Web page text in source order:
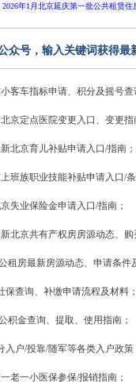
年1月北京延庆第一批公共租赁住
众号，输入关键词获得最
客车指标申请、积分及摇号查
京定点医院变更入口、变更指
新北京育儿补贴申请入口/指南；
班族职业技能补贴申请入口/条
京失业保险金申请入口/指南；
新北京共有产权房房源动态、购
租房最新房源动态、申请条件
保查询、补缴申请流程及材料；
积金查询、提取、使用指南；
入户/投靠/随军等各类入户政策
一老一小医保参保/报销指南；